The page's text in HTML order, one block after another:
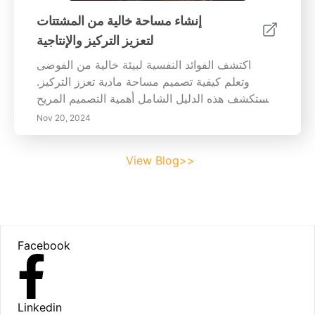
إنشاء مساحة خالية من المشتتات
لتعزيز التركيز والإنتاجية
اكتشف الفوائد النفسية لبيئة خالية من الفوضى
وتعلم كيفية تصميم مساحة مادية تعزز التركيز.
تستكشف هذه الدليل الشامل أهمية التصميم المريح،
Establishing حدود شخصية، ودمج الطقوس لتعزيز
التركيز. ابحث عن نصائح عملية لإنشاء مساحة عمل
والحفاظ على الإنتاجية من خلال التنظيم المدروس
Nov 20, 2024
View Blog>>
Facebook
Linkedin